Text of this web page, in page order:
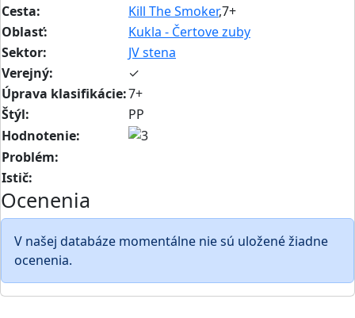
Cesta:
Kill The Smoker,7+
Oblasť:
Kukla - Čertove zuby
Sektor:
JV stena
Verejný:
✓
Úprava klasifikácie:7+
Štýl:
PP
Hodnotenie:
Problém:
Istič:
Ocenenia
V našej databáze momentálne nie sú uložené žiadne
ocenenia.